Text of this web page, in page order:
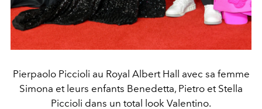
Pierpaolo Piccioli au Royal Albert Hall avec sa femme
Simona et leurs enfants Benedetta, Pietro et Stella
Piccioli dans un total look Valentino.